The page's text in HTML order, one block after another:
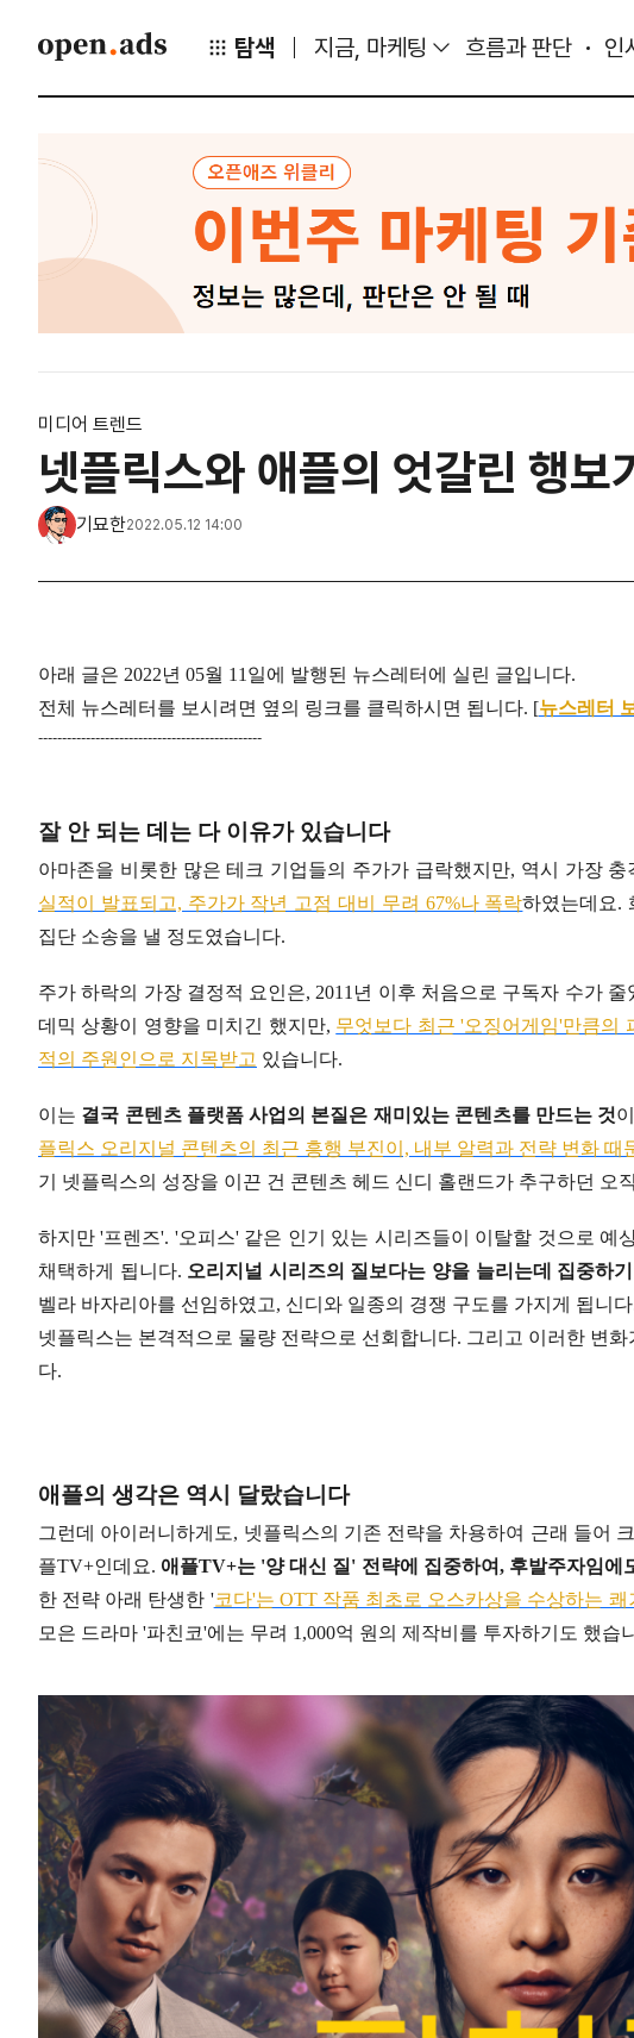
탐색 지금, 마케팅 흐름과 판단 인
미디어 트렌드
넷플릭스와 애플의 엇갈린 행보
기묘한2022.05.12 14:00
아래 글은 2022년 05월 11일에 발행된 뉴스레터에 실린 글입니다.
전체 뉴스레터를 보시려면 옆의 링크를 클릭하시면 됩니다. [뉴스레터
-----------------------------------------------
잘 안 되는 데는 다 이유가 있습니다
아마존을 비롯한 많은 테크 기업들의 주가가 급락했지만, 역시 가장
실적이 발표되고, 주가가 작년 고점 대비 무려 67%나 폭락하였는데요.
집단 소송을 낼 정도였습니다.
주가 하락의 가장 결정적 요인은, 2011년 이후 처음으로 구독자 수가
데믹 상황이 영향을 미치긴 했지만, 무엇보다 최근 '오징어게임'만큼의
적의 주원인으로 지목받고 있습니다.
이는 결국 콘텐츠 플랫폼 사업의 본질은 재미있는 콘텐츠를 만드는 것
플릭스 오리지널 콘텐츠의 최근 흥행 부진이, 내부 알력과 전략 변화 때
기 넷플릭스의 성장을 이끈 건 콘텐츠 헤드 신디 홀랜드가 추구하던 오
하지만 '프렌즈'. '오피스' 같은 인기 있는 시리즈들이 이탈할 것으로 예
채택하게 됩니다. 오리지널 시리즈의 질보다는 양을 늘리는데 집중하
벨라 바자리아를 선임하였고, 신디와 일종의 경쟁 구도를 가지게 됩니
넷플릭스는 본격적으로 물량 전략으로 선회합니다. 그리고 이러한 변
다.
애플의 생각은 역시 달랐습니다
그런데 아이러니하게도, 넷플릭스의 기존 전략을 차용하여 근래 들어
플TV+인데요. 애플TV+는 '양 대신 질' 전략에 집중하여, 후발주자임에
한 전략 아래 탄생한 '코다'는 OTT 작품 최초로 오스카상을 수상하는 쾌
모은 드라마 '파친코'에는 무려 1,000억 원의 제작비를 투자하기도 했습